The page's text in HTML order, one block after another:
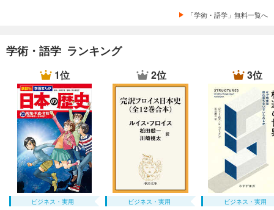
「学術・語学」無料一覧へ
学術・語学 ランキング
1位
ビジネス・実用
2位
ビジネス・実用
3位
ビジネス・実用